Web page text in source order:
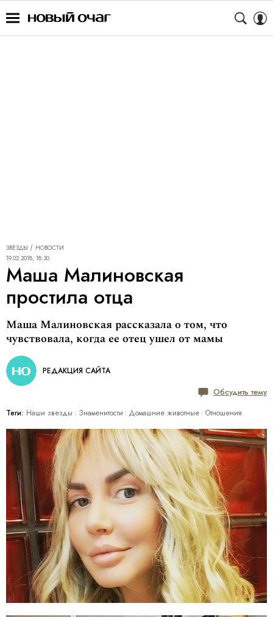
ЗВЁЗДЫ
НОВОСТИ
19.02.2018, 18:30
Маша Малиновская
простила отца
Маша Малиновская рассказала о том, что
чувствовала, когда ее отец ушел от мамы
РЕДАКЦИЯ САЙТА
Обсудить тему
Теги: Наши звезды Знаменитости Домашние животные Отношения